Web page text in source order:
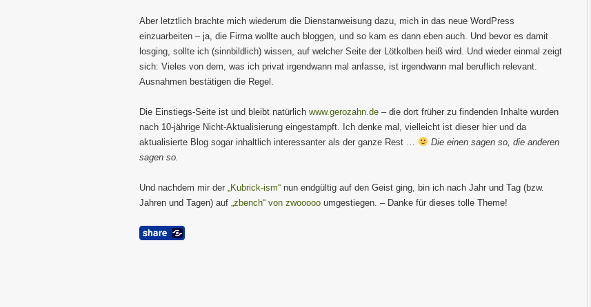
Aber letztlich brachte mich wiederum die Dienstanweisung dazu, mich in das neue WordPress
einzuarbeiten – ja, die Firma wollte auch bloggen, und so kam es dann eben auch. Und bevor es damit
losging, sollte ich (sinnbildlich) wissen, auf welcher Seite der Lötkolben heiß wird. Und wieder einmal zeigt
sich: Vieles von dem, was ich privat irgendwann mal anfasse, ist irgendwann mal beruflich relevant.
Ausnahmen bestätigen die Regel.
Die Einstiegs-Seite ist und bleibt natürlich www.gerozahn.de – die dort früher zu findenden Inhalte wurden
nach 10-jährige Nicht-Aktualisierung eingestampft. Ich denke mal, vielleicht ist dieser hier und da
aktualisierte Blog sogar inhaltlich interessanter als der ganze Rest …
Die einen sagen so, die anderen
sagen so.
Und nachdem mir der „Kubrick-ism“ nun endgültig auf den Geist ging, bin ich nach Jahr und Tag (bzw.
Jahren und Tagen) auf „zbench“ von zwooooo umgestiegen. – Danke für dieses tolle Theme!